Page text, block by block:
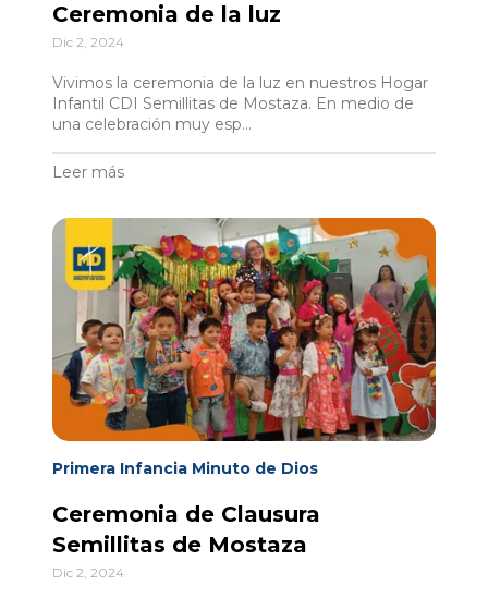
Ceremonia de la luz
Dic 2, 2024
Vivimos la ceremonia de la luz en nuestros Hogar
Infantil CDI Semillitas de Mostaza. En medio de
una celebración muy esp...
Leer más
Primera Infancia Minuto de Dios
Ceremonia de Clausura
Semillitas de Mostaza
Dic 2, 2024